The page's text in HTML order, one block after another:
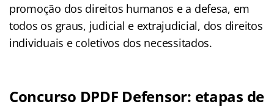
promoção dos direitos humanos e a defesa, em
todos os graus, judicial e extrajudicial, dos direitos
individuais e coletivos dos necessitados.
Concurso DPDF Defensor: etapas de